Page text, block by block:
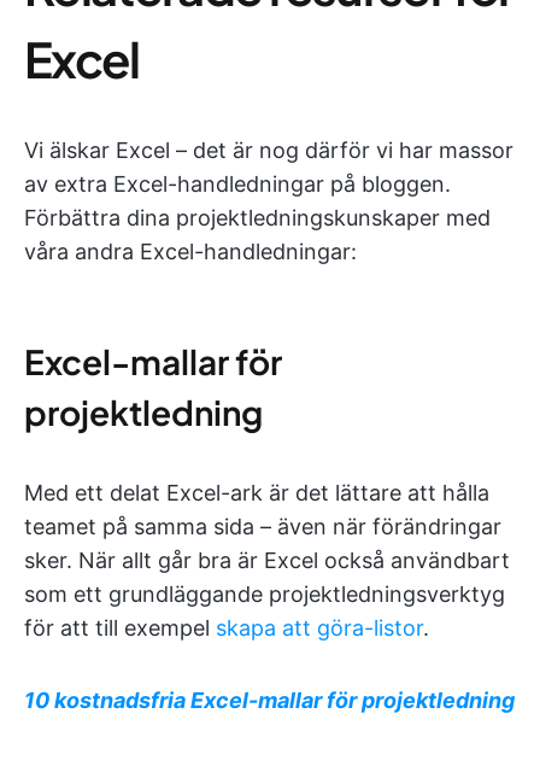
Excel
Vi älskar Excel – det är nog därför vi har massor
av extra Excel-handledningar på bloggen.
Förbättra dina projektledningskunskaper med
våra andra Excel-handledningar:
Excel-mallar för
projektledning
Med ett delat Excel-ark är det lättare att hålla
teamet på samma sida – även när förändringar
sker. När allt går bra är Excel också användbart
som ett grundläggande projektledningsverktyg
för att till exempel skapa att göra-listor.
10 kostnadsfria Excel-mallar för projektledning